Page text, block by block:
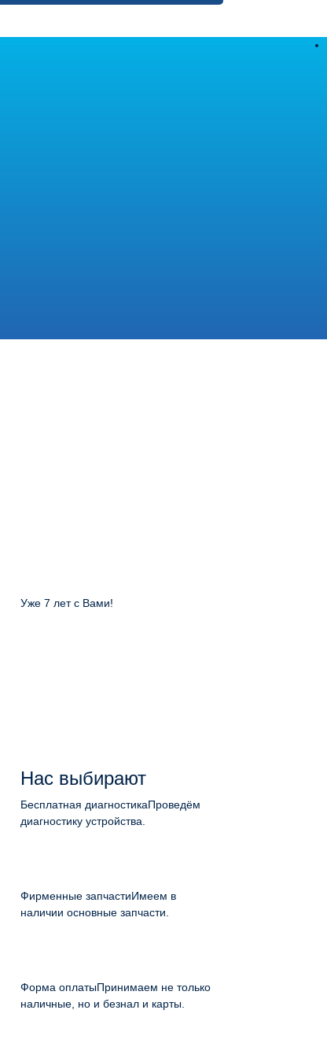
Уже 7 лет с Вами!
Нас выбирают
Бесплатная диагностикаПроведём
диагностику устройства.
Фирменные запчастиИмеем в
наличии основные запчасти.
Форма оплатыПринимаем не только
наличные, но и безнал и карты.